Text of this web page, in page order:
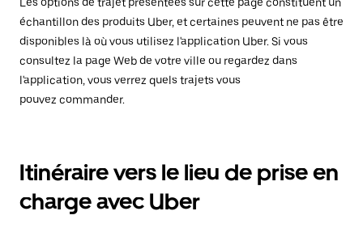
échantillon des produits Uber, et certaines peuvent ne pas être
disponibles là où vous utilisez l'application Uber. Si vous
consultez la page Web de votre ville ou regardez dans
l'application, vous verrez quels trajets vous
pouvez commander.
Itinéraire vers le lieu de prise en
charge avec Uber